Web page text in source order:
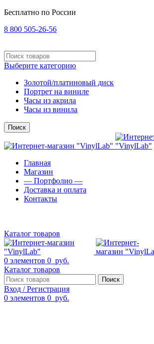
Бесплатно по России
8 800 505-26-56
Выберите категорию
Золотой/платиновый диск
Портрет на виниле
Часы из акрила
Часы из винила
Поиск
Главная
Магазин
— Портфолио —
Доставка и оплата
Контакты
Каталог товаров
0 элементов 0 руб.
Каталог товаров
Поиск
Вход / Регистрация
0 элементов 0 руб.